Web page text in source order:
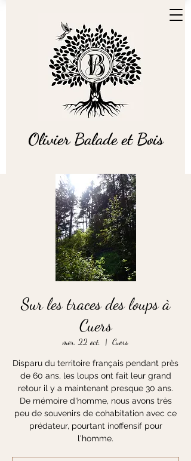
Olivier Balade et Bois
Sur les traces des loups à
Cuers
mer. 22 oct.
  |
Cuers
Disparu du territoire français pendant près
de 60 ans, les loups ont fait leur grand
retour il y a maintenant presque 30 ans.
De mémoire d'homme, nous avons très
peu de souvenirs de cohabitation avec ce
prédateur, pourtant inoffensif pour
l'homme.